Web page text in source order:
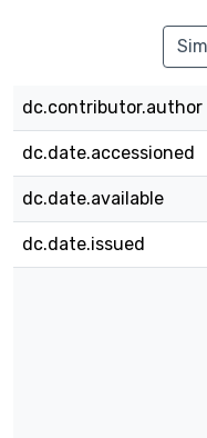
dc.contributor.author
dc.date.accessioned
dc.date.available
dc.date.issued